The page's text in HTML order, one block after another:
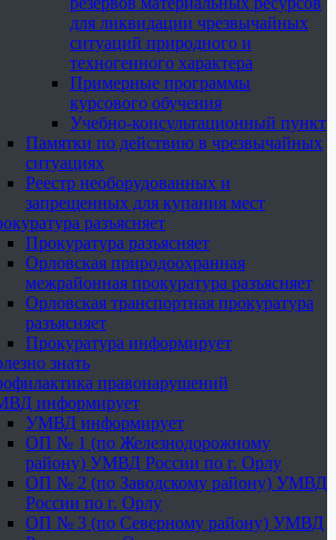
для ликвидации чрезвычайных
ситуаций природного и
техногенного характера
Примерные программы
курсового обучения
Учебно-консультационный пункт
Памятки по действию в чрезвычайных
ситуациях
Реестр необорудованных и
запрещенных для купания мест
разъясняет
Прокуратура разъясняет
Орловская природоохранная
межрайонная прокуратура разъясняет
Орловская транспортная прокуратура
разъясняет
Прокуратура информирует
знать
правонарушений
информирует
УМВД информирует
ОП № 1 (по Железнодорожному
району) УМВД России по г. Орлу
ОП № 2 (по Заводскому району) УМВД
России по г. Орлу
ОП № 3 (по Северному району) УМВД